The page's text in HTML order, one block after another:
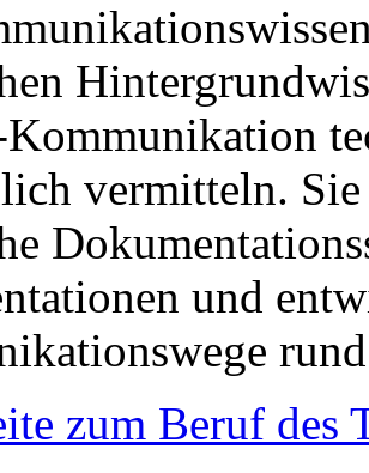
vermitteln.
und
zum Beruf des